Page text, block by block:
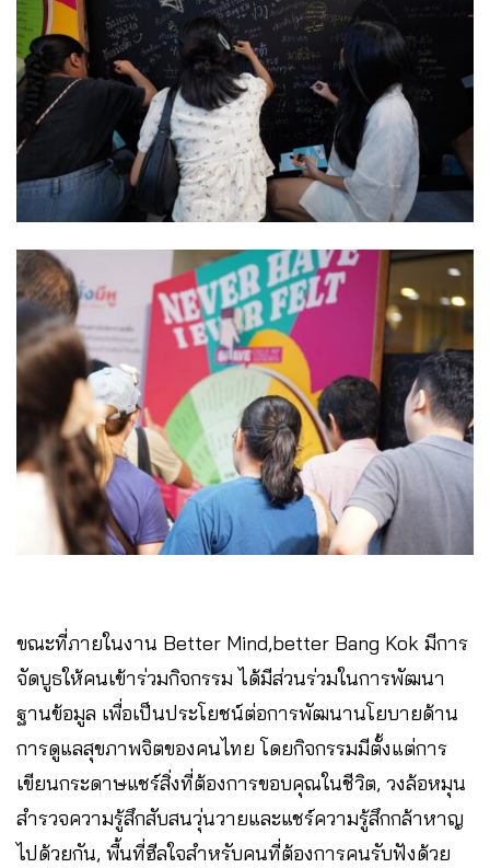
ขณะที่ภายในงาน Better Mind,better Bang Kok มีการ
จัดบูธให้คนเข้าร่วมกิจกรรม ได้มีส่วนร่วมในการพัฒนา
ฐานข้อมูล เพื่อเป็นประโยชน์ต่อการพัฒนานโยบายด้าน
การดูแลสุขภาพจิตของคนไทย โดยกิจกรรมมีตั้งแต่การ
เขียนกระดาษแชร์สิ่งที่ต้องการขอบคุณในชีวิต, วงล้อหมุน
สำรวจความรู้สึกสับสนวุ่นวายและแชร์ความรู้สึกกล้าหาญ
ไปด้วยกัน, พื้นที่ฮีลใจสำหรับคนที่ต้องการคนรับฟังด้วย